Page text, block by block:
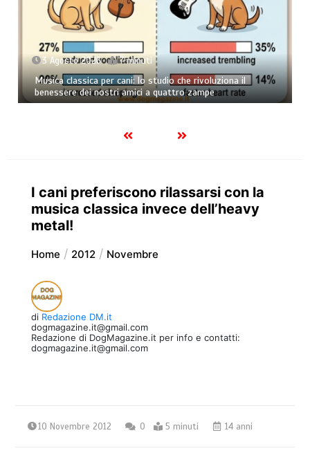
3 Agosto 2026 7 minuti
Musica classica per cani: lo studio che rivoluziona il
benessere dei nostri amici a quattro zampe
I cani preferiscono rilassarsi con la
musica classica invece dell’heavy
metal!
Home 2012 Novembre
di Redazione DM.it
dogmagazine.it@gmail.com
Redazione di DogMagazine.it per info e contatti:
dogmagazine.it@gmail.com
10 Novembre 2012 0 5 minuti 14 anni